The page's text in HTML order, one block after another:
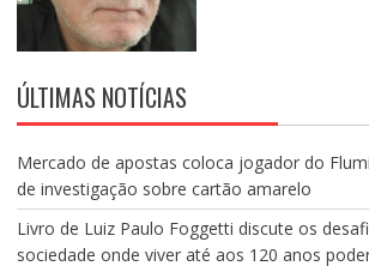
ÚLTIMAS NOTÍCIAS
Mercado de apostas coloca jogador do
de investigação sobre cartão amarelo
Livro de Luiz Paulo Foggetti discute os
sociedade onde viver até aos 120 anos